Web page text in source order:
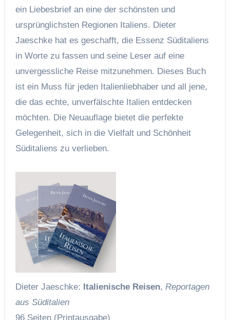
ein Liebesbrief an eine der schönsten und
ursprünglichsten Regionen Italiens. Dieter
Jaeschke hat es geschafft, die Essenz Süditaliens
in Worte zu fassen und seine Leser auf eine
unvergessliche Reise mitzunehmen. Dieses Buch
ist ein Muss für jeden Italienliebhaber und all jene,
die das echte, unverfälschte Italien entdecken
möchten. Die Neuauflage bietet die perfekte
Gelegenheit, sich in die Vielfalt und Schönheit
Süditaliens zu verlieben.
Dieter Jaeschke: Italienische Reisen, Reportagen
aus Süditalien
96 Seiten (Printausgabe)